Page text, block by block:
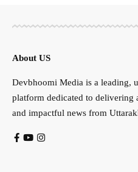
About US
Devbhoomi Media is a leading,
platform dedicated to delivering
and impactful news from